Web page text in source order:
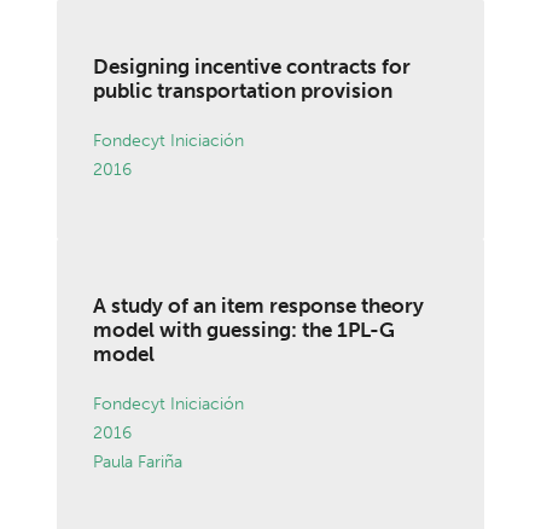
Designing incentive contracts for
public transportation provision
Fondecyt Iniciación
2016
A study of an item response theory
model with guessing: the 1PL-G
model
Fondecyt Iniciación
2016
Paula Fariña